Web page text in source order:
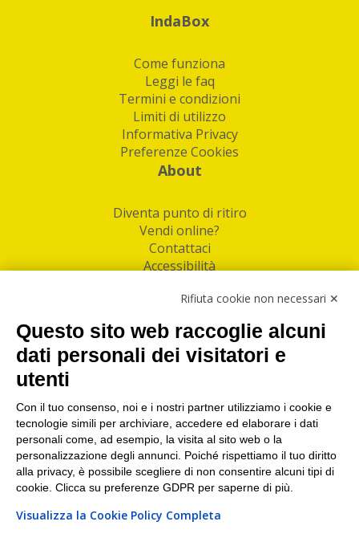
IndaBox
Come funziona
Leggi le faq
Termini e condizioni
Limiti di utilizzo
Informativa Privacy
Preferenze Cookies
About
Diventa punto di ritiro
Vendi online?
Contattaci
Accessibilità
Facebook
Linkedin
I nostri punti di ritiro e spedizione pacchi nelle
maggiori città italiane
Torino|Milano|Roma|Bologna|Firenze| Genova
Napoli|Varese
Rifiuta cookie non necessari ✕
Questo sito web raccoglie alcuni
dati personali dei visitatori e
utenti
Con il tuo consenso, noi e i nostri partner utilizziamo i cookie e
tecnologie simili per archiviare, accedere ed elaborare i dati
personali come, ad esempio, la visita al sito web o la
personalizzazione degli annunci. Poiché rispettiamo il tuo diritto
alla privacy, è possibile scegliere di non consentire alcuni tipi di
cookie. Clicca su preferenze GDPR per saperne di più.
Visualizza la Cookie Policy Completa